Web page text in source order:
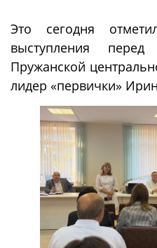
Это сегодня
выступления
Пружанской
лидер «первички»